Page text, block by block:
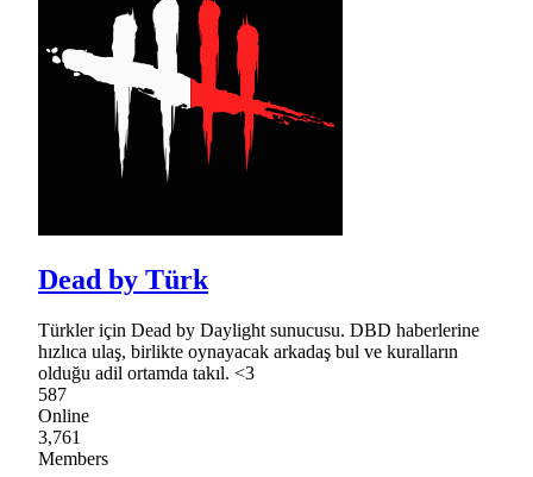
Dead by Türk
Türkler için Dead by Daylight sunucusu. DBD haberlerine
hızlıca ulaş, birlikte oynayacak arkadaş bul ve kuralların
olduğu adil ortamda takıl. <3
587
Online
3,761
Members